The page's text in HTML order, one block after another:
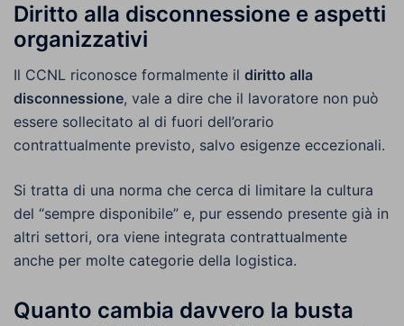
Diritto alla disconnessione e aspetti
organizzativi
Il CCNL riconosce formalmente il diritto alla
disconnessione, vale a dire che il lavoratore non può
essere sollecitato al di fuori dell’orario
contrattualmente previsto, salvo esigenze eccezionali.
Si tratta di una norma che cerca di limitare la cultura
del “sempre disponibile” e, pur essendo presente già in
altri settori, ora viene integrata contrattualmente
anche per molte categorie della logistica.
Quanto cambia davvero la busta